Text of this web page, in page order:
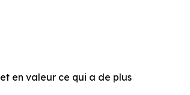
en valeur ce qui a de plus